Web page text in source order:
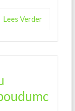
Lees Verder